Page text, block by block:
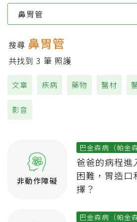
搜尋 鼻胃管
共找到3 筆 照護
文章 疾病 藥物 醫材
影音
巴金森病（帕金
非動作障礙
爸爸的病程進
困難，胃造口
擇？
巴金森病（帕金